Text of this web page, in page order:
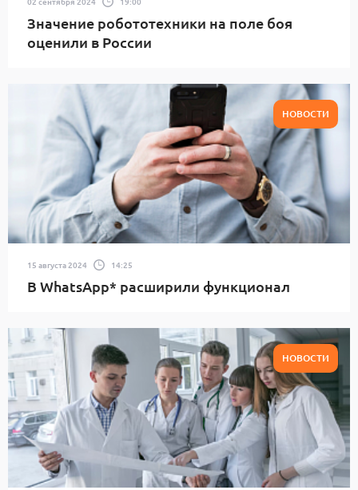
Значение робототехники на поле боя
оценили в России
НОВОСТИ
15 августа 2024 14:25
В WhatsApp* расширили функционал
НОВОСТИ